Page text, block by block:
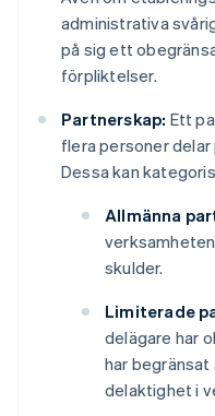
administrativa
på sig ett
förpliktelser.
Partnerskap: Ett
flera personer
Dessa kan
Allmänna
skulder.
Limiterade
delägare har
har begränsat
delaktighet i